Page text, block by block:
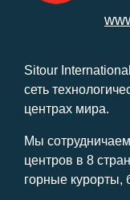
Sitour
сеть
центрах мира.
Мы
центров в 8
горные курорты,